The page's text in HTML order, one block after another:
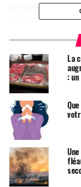
présence d’AOS a
progression vers
à ceux sans AOS.
maintenue sur une
de développer un
de nécessiter des
connu une hausse
les patients
Les événements
infarctus du
étaient également
atteints de RDNP et
Ehsan Rahimy de
réunion de
La
: